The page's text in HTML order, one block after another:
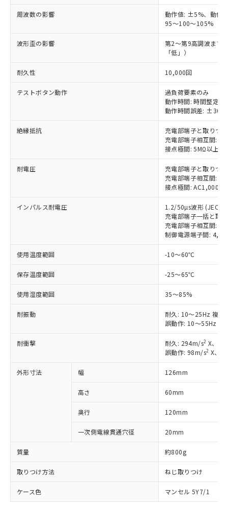
周波数の影響
動作値: ±5%、動作
95～100～105%
波形歪の影響
第2～第9高調波まで
「低」）
耐久性 10,000回
テストボタン動作
過負荷要素のみ
動作時間: 時間整定値
動作時間誤差: ±30%
絶縁抵抗
充電部端子と取りつ
充電部端子相互間:
接点極間: 5MΩ以上
耐電圧
充電部端子と取りつ
充電部端子相互間:
接点極間: AC1,000V
インパルス耐電圧
1.2/50µs波形 (JEC
充電部端子一括と取
充電部端子相互間:
制御電源端子間:
使用温度範囲 -10～60℃
保存温度範囲 -25～65℃
使用湿度範囲 35～85%
耐振動
耐久: 10～25Hz 複振
誤動作: 10～55Hz 複
耐衝撃 耐久: 294m/s2 X、Y
誤動作: 98m/s2 X、Y
外形寸法 幅 126mm
高さ 60mm
奥行 120mm
一次側電線貫通穴径 20mm
質量 約800g
取りつけ方法 ねじ取りつけ
ケース色 マンセル 5Y7/1
覧された時点での実際の在庫および標
準価格とは異なる場合があることをご
正式な納期状況および標準価格はお客
様のお取引先、またはお客様担当のオ
ムロン制御機器販売店・当社販売員に
オムロン制御機器販売店や当社販売拠
点は「
」をご確認
ください。
在庫状況および標準価格結果を当社の
事前の承諾なく第三者に漏洩または開
マイパーツ機能（部品リスト作成サー
ビス）をご利用いただくには、I-Web
お客様が当ウェブサイト上で当社にご
登録された部品リストについて、当社
および当社の共同利用者が、当社の製
品・サービスに関するお客様との取
引・商談に必要な範囲で利用すること
の「1.共同利
用者の範囲」に記載されている法人を
六価クロム(Cr(Ⅵ)) 1000ppm以下、ポリ臭化ビフェニル
類(PBB) 1000ppm以下、ポリ臭化ジフェニルエーテル類
(PBDE) 1000ppm以下、フタル酸ビス(2-エチルヘキシ
ル) (DEHP)(別名：DOP) 1000ppm以下、フタル酸ブチ
ルベンジル（BBP） 1000ppm以下、フタル酸ジブチル
（DBP） 1000ppm以下、フタル酸ジイソブチル
但し、RoHS指令で産業用監視および制御機器に対する
フタル酸エステル類の４物質については閾値を超える意
部品在庫の切り替え状況などにより、予定
下記の非含有証明書をダウンロードするこ
EU RoHS指令（10物質）の非含有証明書
51物質の非含有証明書（当社基準）
※本証明書は発行日時点で非含有を証明す
るもので、過去に遡って非含有を証明する
また、RoHS指令のフタル酸エステル類４
荷製品に未対応品が混在することから備考
既に当社にて対応品への在庫切替を完了
していることから、特段のことがない限
り、2022年1月12日より割愛しておりま
す。
Pb(鉛) :1000ppm、 Hg(水銀) : 1000ppm、 Cd(カドミウ
ム) : 100ppm、
Cr(Ⅵ)(六価クロム) : 1000ppm、 PBBs(ポリ臭化ビフェ
ニル類) : 1000ppm、 PBDEs(ポリ臭化ジフェニルエーテ
DBP(フタル酸ジブチル) : 1000ppm、 DIBP(フタル酸ジ
イソブチル) : 1000ppm、 BBP(フタル酸ブチルベンジ
DEHP(フタル酸ビス(2-エチルヘキシル)) : 1000ppm
※2 環境保護使用期限
「ｅ」：有害物質（10物質）のすべてが基
準値以下であることを示します。
「10」：通常の使用状況下において有害物
質が外部に漏えいし、環境に深刻な影響を
「－」：未確認です。当社販売部門へお問
可)を取得するなどの必要な手続きを
当社は規制貨物を破棄する場合は、完
全に破砕するなど、違法に輸出されな
当社は貴社製品を、核兵器、ミサイ
ル、化学兵器、生物兵器またはその他
武器並びにこれらの製造装置等に一切
使用いたしません。
当社は、貴社製品を第三者に販売する
場合は、上記1、2および3の内容を当
該第三者に通知します。また当社は、
販売先および販売に係わる関係者が違
法に輸出するおそれがある場合は、取
キャンセル
一定数には満たないが在庫あり
在庫なし(最新の在庫状況につ
たはお客様担当のオムロン制御
機器販売店・当社販売員にご確
受注生産機種、また在庫状況の